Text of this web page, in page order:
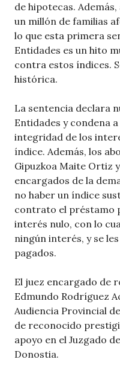
de hipotecas.
un millón de familias
lo que esta primera
Entidades es un hito
contra estos índices.
histórica.
La sentencia declara
Entidades y condena
integridad de los
índice. Además, los
Gipuzkoa Maite Ortiz
encargados de la
no haber un índice
contrato el préstamo
interés nulo, con lo
ningún interés, y se
pagados.
El juez encargado de
Edmundo Rodríguez
Audiencia Provincial
de reconocido
apoyo en el Juzgado
Donostia.